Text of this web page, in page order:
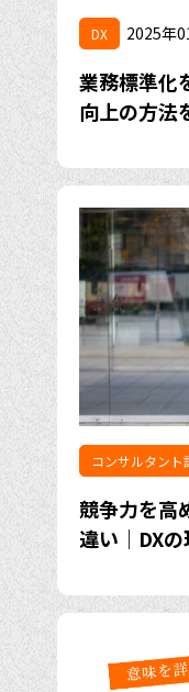
DX 2025年
業務標準化
向上の方法
コンサルタント
競争力を高
違い｜DX